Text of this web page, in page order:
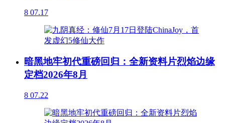
8 07.17
暗黑地牢初代重磅回归：全新资料片烈焰边缘
定档2026年8月
8 07.22